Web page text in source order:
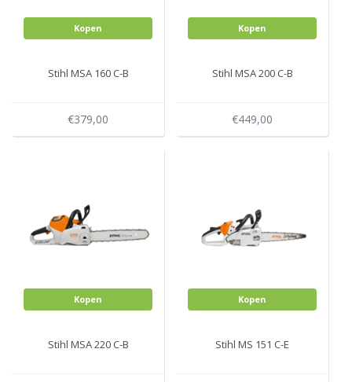
Kopen
Stihl MSA 160 C-B
€379,00
Kopen
Stihl MSA 200 C-B
€449,00
Kopen
Stihl MSA 220 C-B
Kopen
Stihl MS 151 C-E